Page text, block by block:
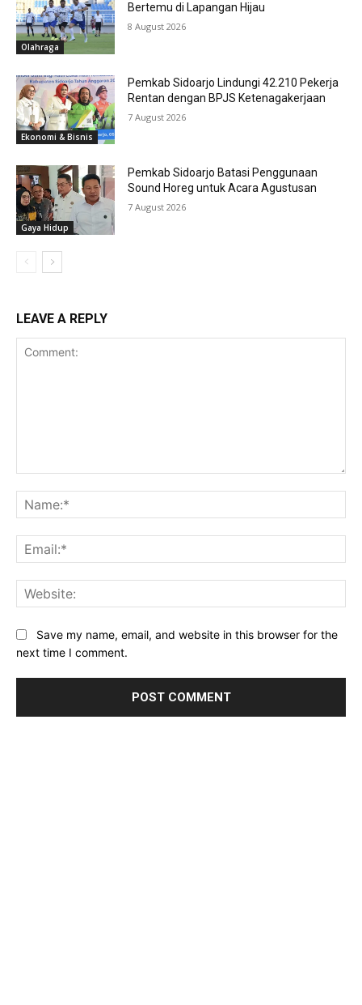
Olahraga
Bertemu di Lapangan Hijau
8 August 2026
Ekonomi & Bisnis
Pemkab Sidoarjo Lindungi 42.210 Pekerja
Rentan dengan BPJS Ketenagakerjaan
7 August 2026
Gaya Hidup
Pemkab Sidoarjo Batasi Penggunaan
Sound Horeg untuk Acara Agustusan
7 August 2026
LEAVE A REPLY
Save my name, email, and website in this browser for the
next time I comment.